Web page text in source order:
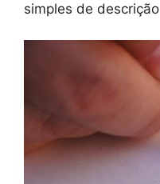
simples de descrição